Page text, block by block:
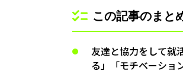
この記事のまと
友達と協力をして就
る」「モチベーショ